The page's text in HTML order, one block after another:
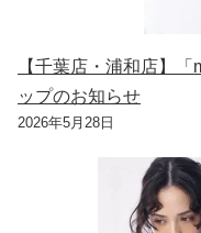
【千葉店・浦和店】
ップのお知らせ
2026年5月28日